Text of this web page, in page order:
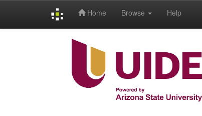
Home Browse Help